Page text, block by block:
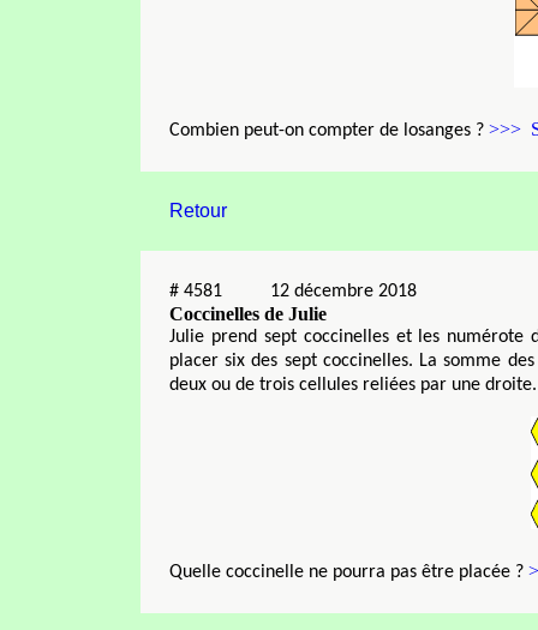
Combien peut-on compter de losanges ? >>>
Retour
# 4581 12 décembre 2018
Coccinelles de Julie
Julie prend sept coccinelles et les
placer six des sept coccinelles. La somme
deux ou de trois cellules reliées par une
Quelle coccinelle ne pourra pas être placée ?